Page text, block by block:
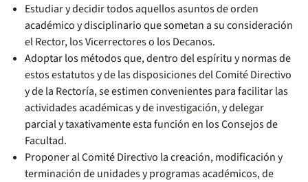
Estudiar y decidir todos aquellos asuntos de orden
académico y disciplinario que sometan a su consideración
el Rector, los Vicerrectores o los Decanos.
Adoptar los métodos que, dentro del espíritu y normas de
estos estatutos y de las disposiciones del Comité Directivo
y de la Rectoría, se estimen convenientes para facilitar las
actividades académicas y de investigación, y delegar
parcial y taxativamente esta función en los Consejos de
Facultad.
Proponer al Comité Directivo la creación, modificación y
terminación de unidades y programas académicos, de